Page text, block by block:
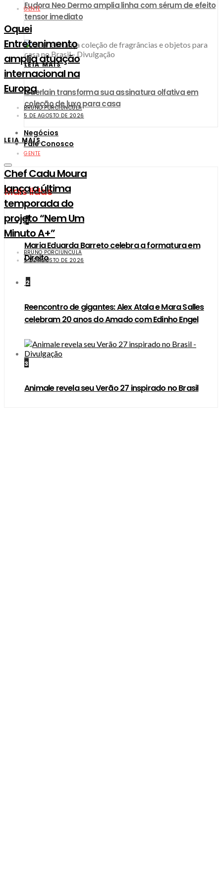
Eudora Neo Dermo amplia linha com sérum de efeito
tensor imediato
LEIA MAIS
Guerlain transforma sua assinatura olfativa em
coleção de luxo para casa
Negócios
Fale Conosco
Mais lidas
1
Maria Eduarda Barreto celebra a formatura em
Direito
2
Reencontro de gigantes: Alex Atala e Mara Salles
celebram 20 anos do Amado com Edinho Engel
3
Animale revela seu Verão 27 inspirado no Brasil
GENTE
Oquei
Entretenimento
amplia atuação
internacional na
Europa
BRUNO PORCIUNCULA
5 DE AGOSTO DE 2026
LEIA MAIS
GENTE
​Chef Cadu Moura
lança a última
temporada do
projeto “Nem Um
Minuto A+”
BRUNO PORCIUNCULA
5 DE AGOSTO DE 2026